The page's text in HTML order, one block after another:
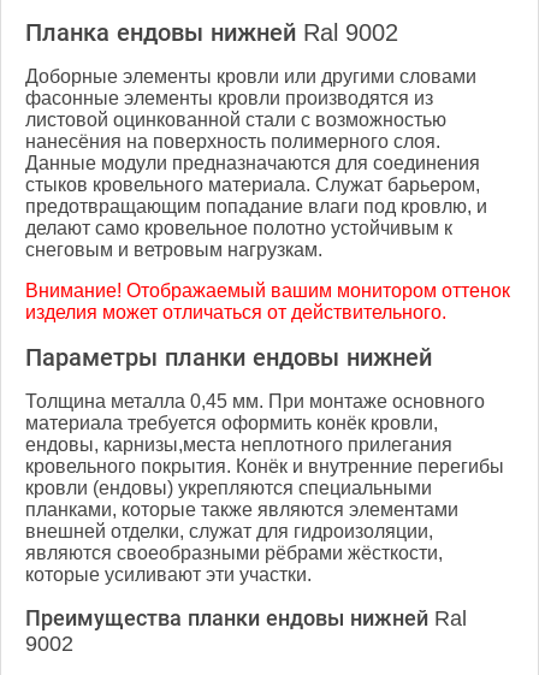
Планка ендовы нижней Ral 9002
Доборные элементы кровли или другими словами
фасонные элементы кровли производятся из
листовой оцинкованной стали с возможностью
нанесёния на поверхность полимерного слоя.
Данные модули предназначаются для соединения
стыков кровельного материала. Служат барьером,
предотвращающим попадание влаги под кровлю, и
делают само кровельное полотно устойчивым к
снеговым и ветровым нагрузкам.
Внимание! Отображаемый вашим монитором оттенок
изделия может отличаться от действительного.
Параметры планки ендовы нижней
Толщина металла 0,45 мм. При монтаже основного
материала требуется оформить конёк кровли,
ендовы, карнизы,места неплотного прилегания
кровельного покрытия. Конёк и внутренние перегибы
кровли (ендовы) укрепляются специальными
планками, которые также являются элементами
внешней отделки, служат для гидроизоляции,
являются своеобразными рёбрами жёсткости,
которые усиливают эти участки.
Преимущества планки ендовы нижней Ral
9002